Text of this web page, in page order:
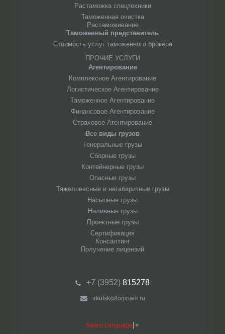
Растаможка спецтехники
Таможенная очистка
Растаможивание
Таможенный представитель
Стоимость услуг таможенного брокера
ПРОЧИЕ УСЛУГИ
Агентирование
Комплексное Агентирование
Логистическое Агентирование
Таможенное Агентирование
Финансовое Агентирование
Страховое Агентирование
Все виды грузов
Генеральные грузы
Сборные грузы
Контейнерные грузы
Опасные грузы
Тяжеловесные и негабаритные грузы
Насыпные грузы
Наливные грузы
Проектные грузы
Сертификация
Консалтинг
Получение лицензий
+7 (3952)815278
irkutsk@logipark.ru
Select Language ▼